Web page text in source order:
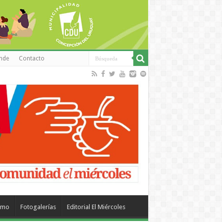
Contacto
Fotogalerías Editorial El Miércoles